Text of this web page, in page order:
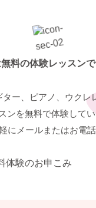
ター、ピアノ、ウクレ
ンを無料で体験してい
ールまたはお電話